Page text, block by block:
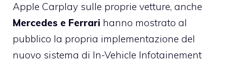
Apple Carplay sulle proprie vetture, anche
Mercedes e Ferrari hanno mostrato al
pubblico la propria implementazione del
nuovo sistema di In-Vehicle Infotainement